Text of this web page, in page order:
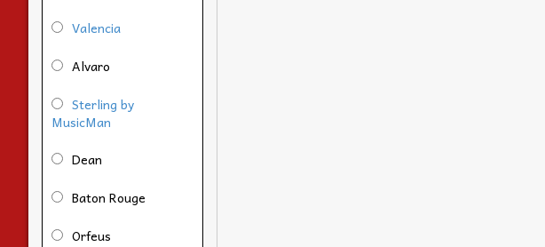
Valencia
Alvaro
Sterling by
MusicMan
Dean
Baton Rouge
Orfeus